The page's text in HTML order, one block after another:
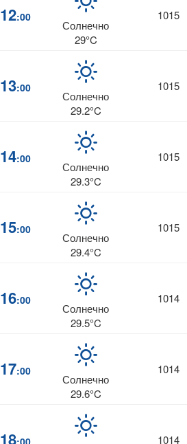
12:00
Солнечно
29°C
1015
13:00
Солнечно
29.2°C
1015
14:00
Солнечно
29.3°C
1015
15:00
Солнечно
29.4°C
1015
16:00
Солнечно
29.5°C
1014
17:00
Солнечно
29.6°C
1014
18:00 1014